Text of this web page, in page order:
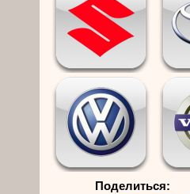
Поделиться: